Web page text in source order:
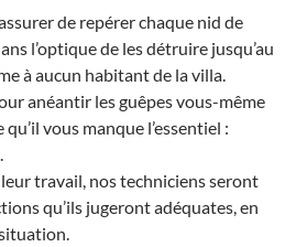
de repérer chaque nid de
l’optique de les détruire jusqu’au
à aucun habitant de la villa.
anéantir les guêpes vous-même
vous manque l’essentiel :
travail, nos techniciens seront
qu’ils jugeront adéquates, en